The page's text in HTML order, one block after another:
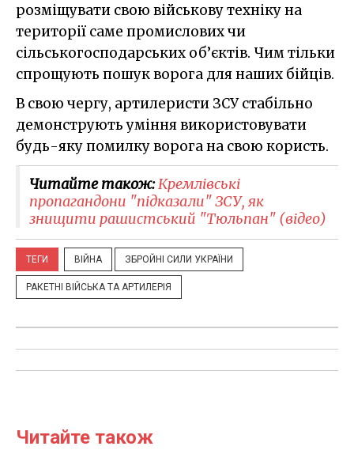
розміщувати свою військову техніку на
території саме промислових чи
сільськогосподарських об’єктів. Чим тільки
спрощують пошук ворога для наших бійців.
В свою чергу, артилеристи ЗСУ стабільно
демонструють уміння використовувати
будь-яку помилку ворога на свою користь.
Читайте також:Кремлівські
пропагандони "підказали" ЗСУ, як
знищити рашистський "Тюльпан" (відео)
ТЕГИ ВІЙНА ЗБРОЙНІ СИЛИ УКРАЇНИ
РАКЕТНІ ВІЙСЬКА ТА АРТИЛЕРІЯ
Читайте також